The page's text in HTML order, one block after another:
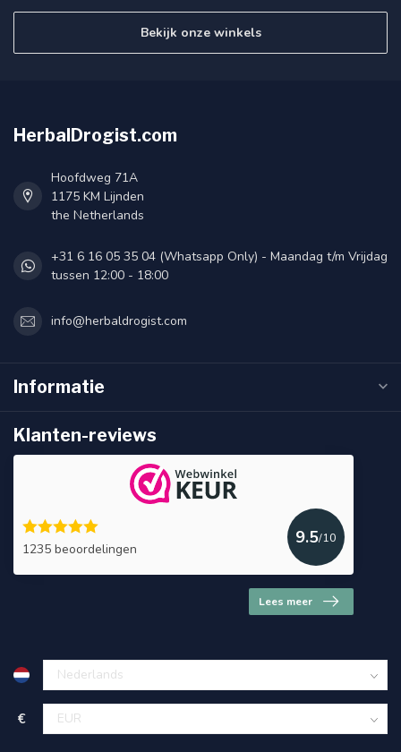
Bekijk onze winkels
HerbalDrogist.com
Hoofdweg 71A
1175 KM Lijnden
the Netherlands
+31 6 16 05 35 04 (Whatsapp Only) - Maandag t/m Vrijdag
tussen 12:00 - 18:00
info@herbaldrogist.com
Informatie
Klanten-reviews
1235 beoordelingen
9.5/10
Lees meer
€